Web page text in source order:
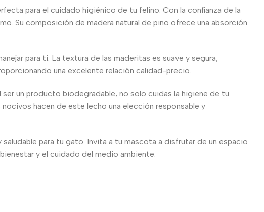
para el cuidado higiénico de tu felino. Con la confianza de la
Su composición de madera natural de pino ofrece una absorción
para ti. La textura de las maderitas es suave y segura,
una excelente relación calidad-precio.
un producto biodegradable, no solo cuidas la higiene de tu
hacen de este lecho una elección responsable y
para tu gato. Invita a tu mascota a disfrutar de un espacio
y el cuidado del medio ambiente.